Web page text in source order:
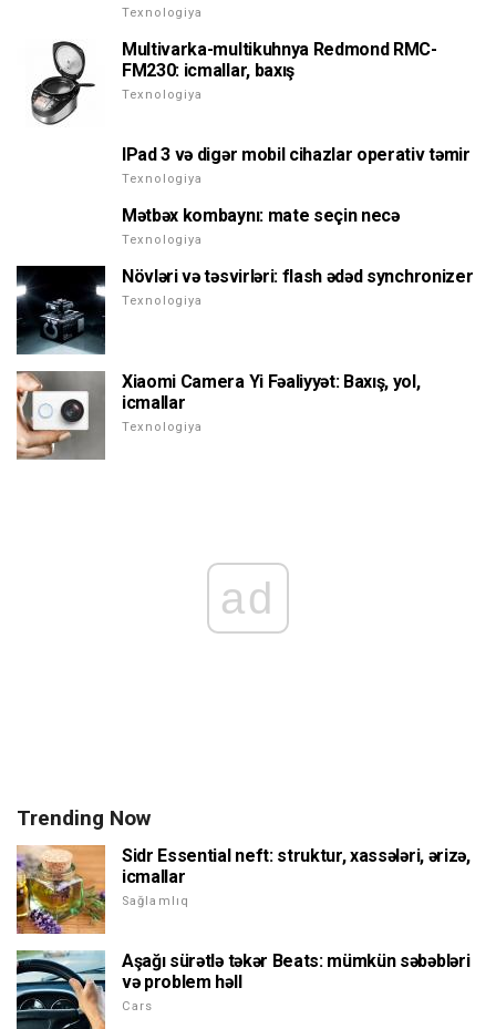
Texnologiya
Multivarka-multikuhnya Redmond RMC-
FM230: icmallar, baxış
Texnologiya
IPad 3 və digər mobil cihazlar operativ təmir
Texnologiya
Mətbəx kombaynı: mate seçin necə
Texnologiya
Növləri və təsvirləri: flash ədəd synchronizer
Texnologiya
Xiaomi Camera Yi Fəaliyyət: Baxış, yol,
icmallar
Texnologiya
ad
Trending Now
Sidr Essential neft: struktur, xassələri, ərizə,
icmallar
Sağlamlıq
Aşağı sürətlə təkər Beats: mümkün səbəbləri
və problem həll
Cars